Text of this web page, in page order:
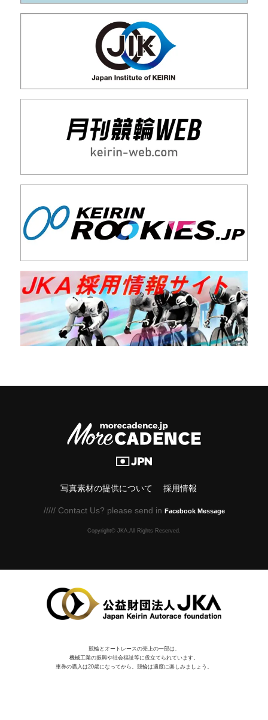
写真素材の提供について 採用情報
///// Contact Us? please send in Facebook Message
Copyright© JKA.All Rights Reserved.
競輪とオートレースの売上の一部は、
機械⼯業の振興や社会福祉等に役⽴てられています。
車券の購入は20歳になってから。競輪は適度に楽しみましょう。